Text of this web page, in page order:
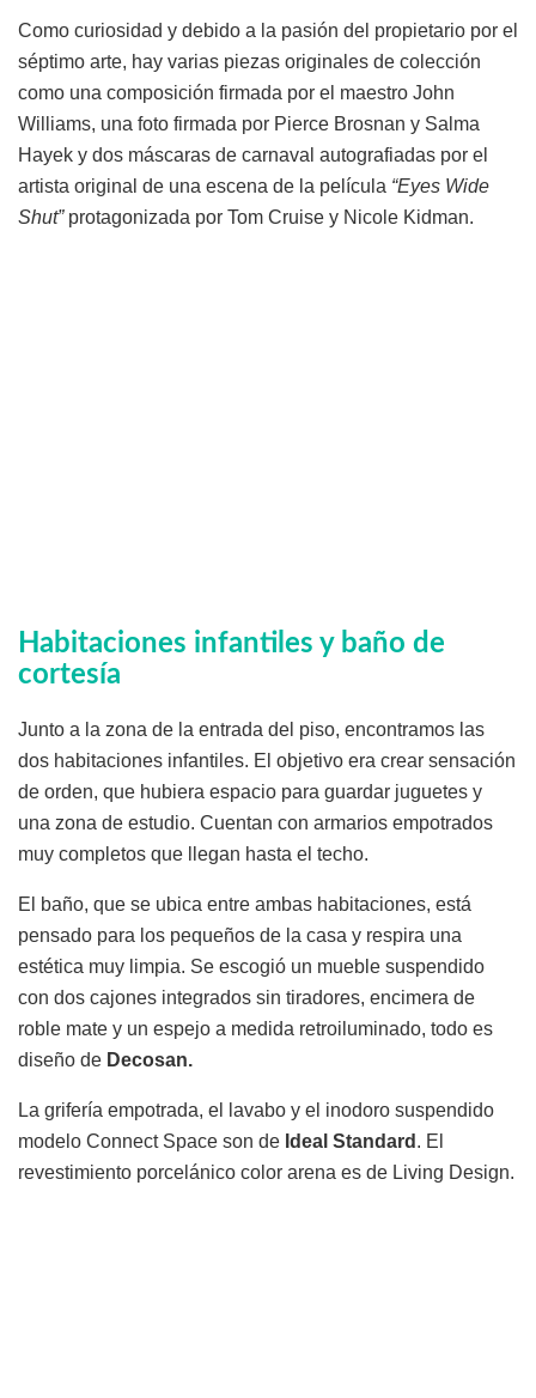
Como curiosidad y debido a la pasión del propietario por el
séptimo arte, hay varias piezas originales de colección
como una composición firmada por el maestro John
Williams, una foto firmada por Pierce Brosnan y Salma
Hayek y dos máscaras de carnaval autografiadas por el
artista original de una escena de la película “Eyes Wide
Shut” protagonizada por Tom Cruise y Nicole Kidman.
Habitaciones infantiles y baño de
cortesía
Junto a la zona de la entrada del piso, encontramos las
dos habitaciones infantiles. El objetivo era crear sensación
de orden, que hubiera espacio para guardar juguetes y
una zona de estudio. Cuentan con armarios empotrados
muy completos que llegan hasta el techo.
El baño, que se ubica entre ambas habitaciones, está
pensado para los pequeños de la casa y respira una
estética muy limpia. Se escogió un mueble suspendido
con dos cajones integrados sin tiradores, encimera de
roble mate y un espejo a medida retroiluminado, todo es
diseño de Decosan.
La grifería empotrada, el lavabo y el inodoro suspendido
modelo Connect Space son de Ideal Standard . El
revestimiento porcelánico color arena es de Living Design.